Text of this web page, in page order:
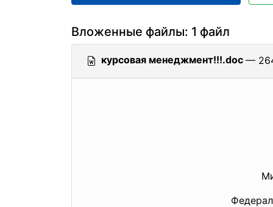
Вложенные файлы: 1 файл
курсовая менеджмент!!!.doc —